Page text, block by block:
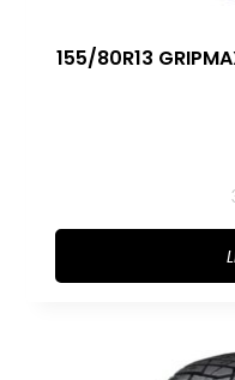
155/80R13